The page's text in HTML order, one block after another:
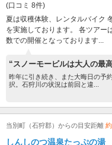
(口コミ 8件)
夏は収穫体験、レンタルバイク
を実施しております。 各ツアー
数での開催となっております...
“スノーモービルは大人の最
昨年に引き続き、また大晦日の予
択。石狩川の状況は前回と違...
当別町（石狩郡）からの目安距離
しんしのつ温泉たっぷの湯